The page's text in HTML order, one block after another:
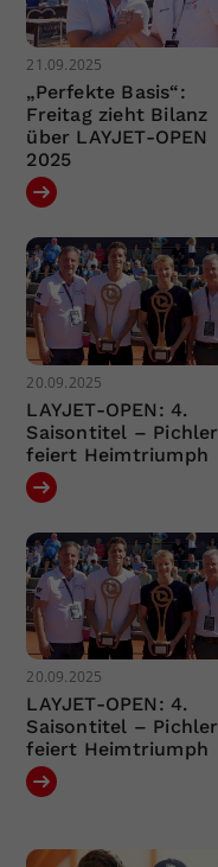
21.09.2025
„Perfekte Basis“:
Freitag zieht Bilanz
über LAYJET-OPEN
2025
20.09.2025
LAYJET-OPEN: 4.
Saisontitel – Pichler
feiert Heimtriumph
20.09.2025
LAYJET-OPEN: 4.
Saisontitel – Pichler
feiert Heimtriumph